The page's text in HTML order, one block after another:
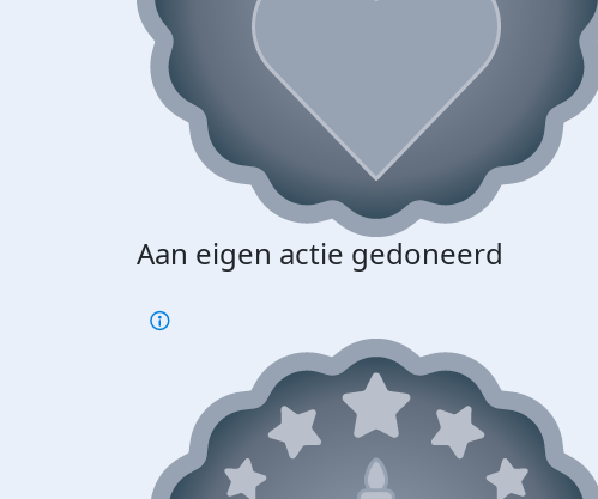
Aan eigen actie gedoneerd